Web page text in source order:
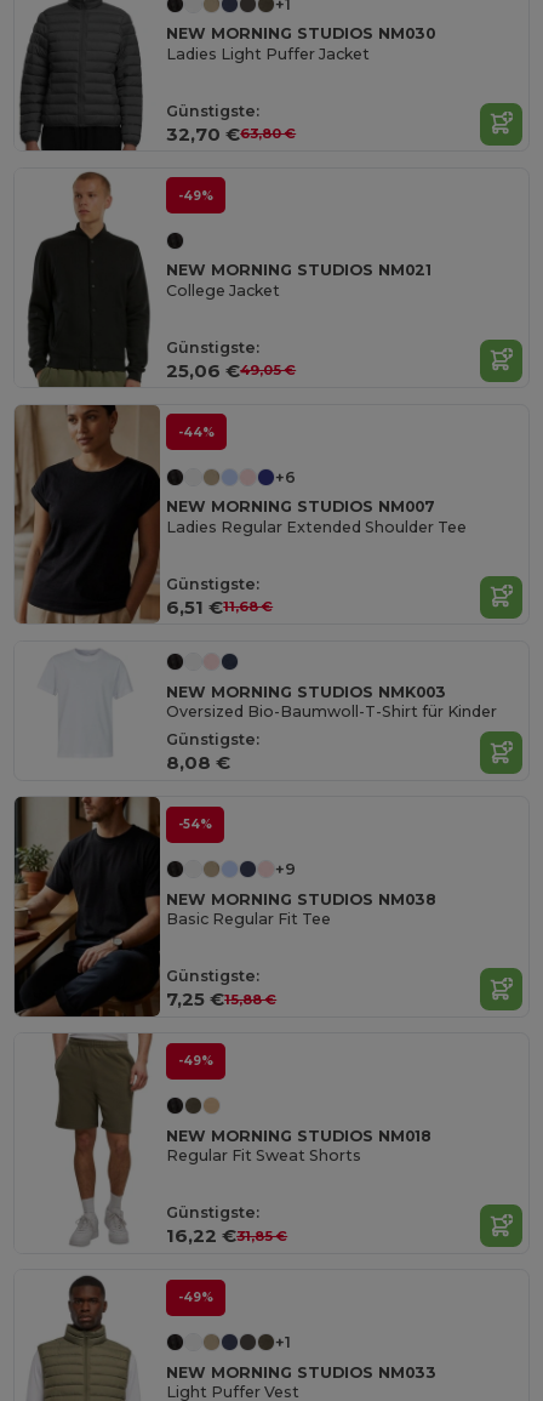
+1
NEW MORNING STUDIOS NM030
Ladies Light Puffer Jacket
Günstigste:
32,70 €63,80 €
-49%
NEW MORNING STUDIOS NM021
College Jacket
Günstigste:
25,06 €49,05 €
-44%
+6
NEW MORNING STUDIOS NM007
Ladies Regular Extended Shoulder Tee
Günstigste:
6,51 €11,68 €
NEW MORNING STUDIOS NMK003
Oversized Bio-Baumwoll-T-Shirt für Kinder
Günstigste:
8,08 €
-54%
+9
NEW MORNING STUDIOS NM038
Basic Regular Fit Tee
Günstigste:
7,25 €15,88 €
-49%
NEW MORNING STUDIOS NM018
Regular Fit Sweat Shorts
Günstigste:
16,22 €31,85 €
-49%
+1
NEW MORNING STUDIOS NM033
Light Puffer Vest